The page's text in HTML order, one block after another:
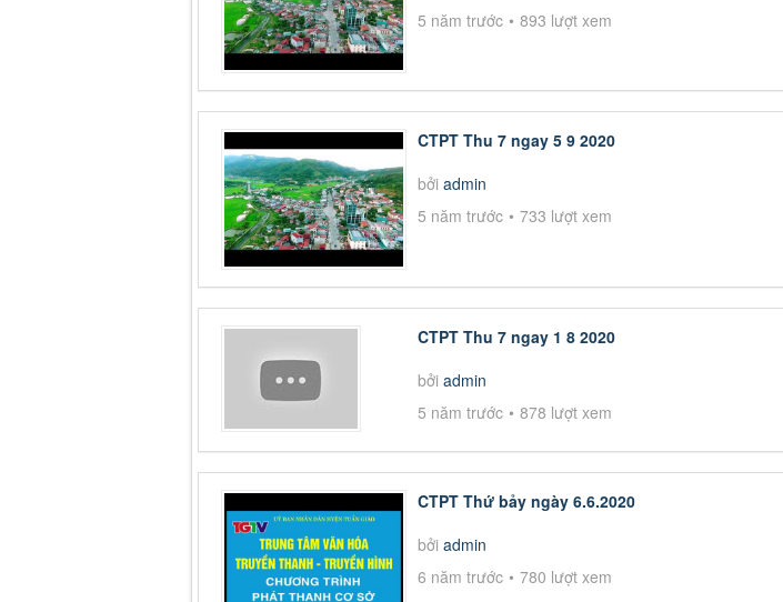
5 năm trước
893 lượt xem
CTPT Thu 7 ngay 5 9 2020
bởi admin
5 năm trước
733 lượt xem
CTPT Thu 7 ngay 1 8 2020
bởi admin
5 năm trước
878 lượt xem
CTPT Thứ bảy ngày 6.6.2020
bởi admin
6 năm trước
780 lượt xem